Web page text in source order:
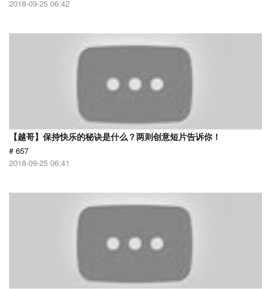
2018-09-25 06:42
【越哥】保持快乐的秘诀是什么？两则创意短片告诉你！
# 657
2018-09-25 06:41